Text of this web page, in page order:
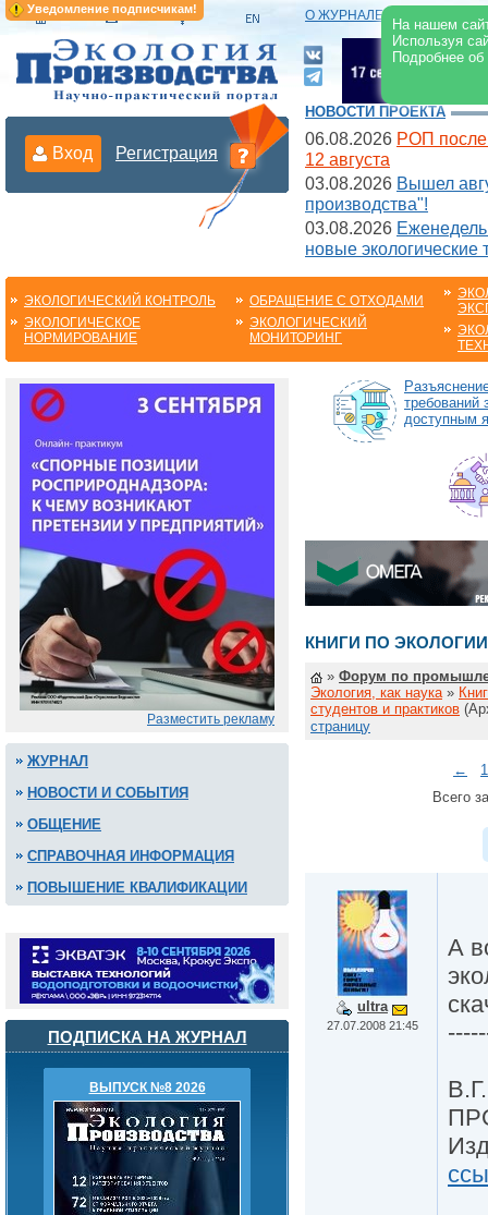
Уведомление подписчикам!
На нашем
Используя
Подробнее
О ЖУРНАЛЕ |
Вход Регистрация
НОВОСТИ ПРОЕКТА
06.08.2026 РОП после
12 августа
03.08.2026 Вышел
производства"!
03.08.2026
новые экологические
ЭКОЛОГИЧЕСКИЙ КОНТРОЛЬ
ЭКОЛОГИЧЕСКОЕ
НОРМИРОВАНИЕ
ОБРАЩЕНИЕ С ОТХОДАМИ
ЭКОЛОГИЧЕСКИЙ
МОНИТОРИНГ
Разместить рекламу
ЖУРНАЛ
НОВОСТИ И СОБЫТИЯ
ОБЩЕНИЕ
СПРАВОЧНАЯ ИНФОРМАЦИЯ
ПОВЫШЕНИЕ КВАЛИФИКАЦИИ
ПОДПИСКА НА ЖУРНАЛ
ВЫПУСК №8 2026
требований
доступным
КНИГИ ПО
» Форум по
Экология, как наука »
студентов и практиков
страницу
←
1
Всего
ultra
27.07.2008 21:45
А